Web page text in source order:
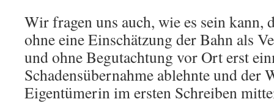
Wir fragen uns auch, wie es sein kann,
ohne eine Einschätzung der Bahn als
und ohne Begutachtung vor Ort erst
Schadensübernahme ablehnte und der
Eigentümerin im ersten Schreiben